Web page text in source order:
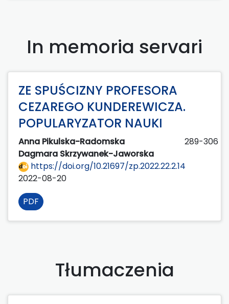
In memoria servari
ZE SPUŚCIZNY PROFESORA
CEZAREGO KUNDEREWICZA.
POPULARYZATOR NAUKI
Anna Pikulska-Radomska
Dagmara Skrzywanek-Jaworska
289-306
https://doi.org/10.21697/zp.2022.22.2.14
2022-08-20
PDF
Tłumaczenia